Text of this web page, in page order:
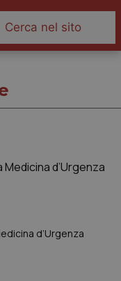
d’Urgenza